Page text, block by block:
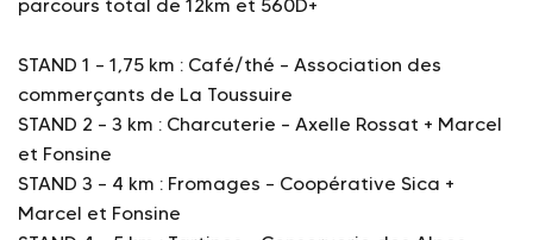
parcours total de 12km et 560D+
STAND 1 – 1,75 km : Café/thé – Association des
commerçants de La Toussuire
STAND 2 – 3 km : Charcuterie – Axelle Rossat + Marcel
et Fonsine
STAND 3 – 4 km : Fromages – Coopérative Sica +
Marcel et Fonsine